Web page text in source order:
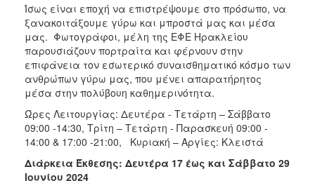
Ίσως είναι εποχή να επιστρέψουμε στο πρόσωπο, να
ξανακοιτάξουμε γύρω και μπροστά μας και μέσα
μας. Φωτογράφοι, μέλη της ΕΦΕ Ηρακλείου
παρουσιάζουν πορτραίτα και φέρνουν στην
επιφάνεια τον εσωτερικό συναισθηματικό κόσμο των
ανθρώπων γύρω μας, που μένει απαρατήρητος
μέσα στην πολύβουη καθημερινότητα.
Ώρες Λειτουργίας: Δευτέρα - Τετάρτη – Σάββατο
09:00 -14:30, Τρίτη – Τετάρτη - Παρασκευή 09:00 -
14:00 & 17:00 -21:00, Κυριακή – Αργίες: Κλειστά
Διάρκεια Έκθεσης: Δευτέρα 17 έως και Σάββατο 29
Ιουνίου 2024